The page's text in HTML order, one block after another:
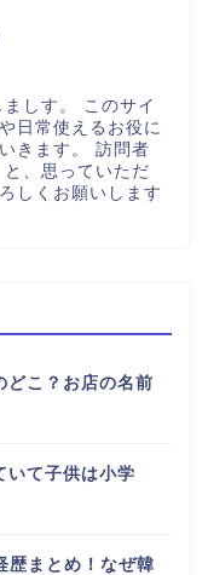
しす。 このサイ
日常使えるお役に
きます。 訪問者
、思っていただ
しくお願いします
どこ？お店の名前
いて子供は小学
歴まとめ！なぜ韓